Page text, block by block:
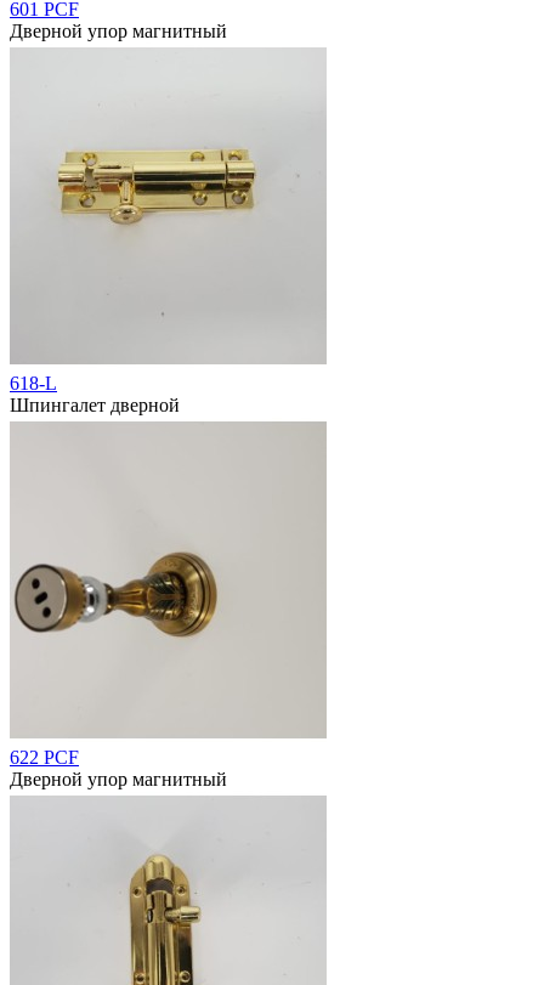
601 PCF
Дверной упор магнитный
618-L
Шпингалет дверной
622 PCF
Дверной упор магнитный